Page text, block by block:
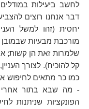
לחשב ביעילות
דבר אנחנו רוצים
יחסית (זהו למשל
\text{P=NP}
מורכבת מבעיות שבמובן
שלמרות זאת הן קשות;
קל להוכיח). לצורך
כמו כר מתאים לחיפוש
- מה שבא בתור אחרי
\text{NC}^{1}
הפונקציות שניתנות